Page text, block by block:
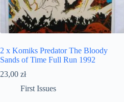
2 x Komiks Predator The Bloody
Sands of Time Full Run 1992
23,00 zł
First Issues